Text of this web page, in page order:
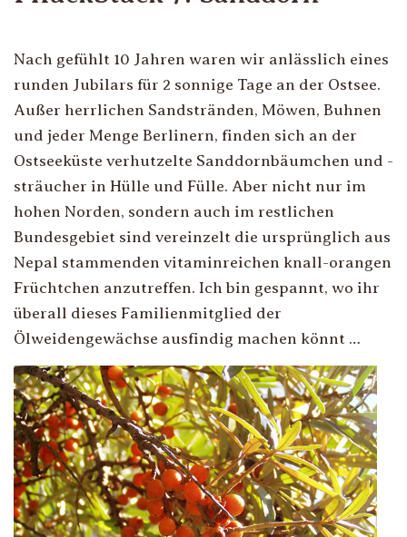
Nach gefühlt 10 Jahren waren wir anlässlich eines
runden Jubilars für 2 sonnige Tage an der Ostsee.
Außer herrlichen Sandstränden, Möwen, Buhnen
und jeder Menge Berlinern, finden sich an der
Ostseeküste verhutzelte Sanddornbäumchen und -
sträucher in Hülle und Fülle. Aber nicht nur im
hohen Norden, sondern auch im restlichen
Bundesgebiet sind vereinzelt die ursprünglich aus
Nepal stammenden vitaminreichen knall-orangen
Früchtchen anzutreffen. Ich bin gespannt, wo ihr
überall dieses Familienmitglied der
Ölweidengewächse ausfindig machen könnt …